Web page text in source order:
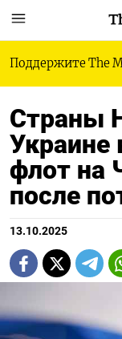
Поддержите The
Страны
Украине
флот на
после
13.10.2025